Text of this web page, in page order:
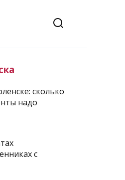
сколько
надо
с